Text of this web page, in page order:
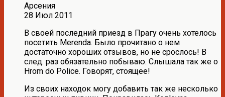
Арсения
28 Июл 2011
В своей последний приезд в Прагу очень хотелось
посетить Merenda. Было прочитано о нем
достаточно хороших отзывов, но не срослось! В
след. раз обязательно побываю. Слышала так же о
Hrom do Police. Говорят, стоящее!
Из своих находок могу добавить так же несколько